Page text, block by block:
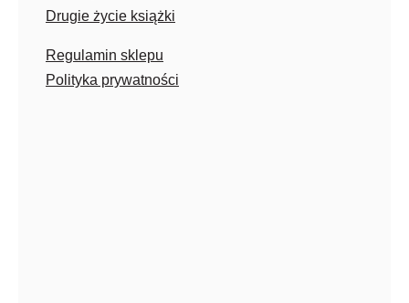
Drugie życie książki
Regulamin sklepu
Polityka prywatności